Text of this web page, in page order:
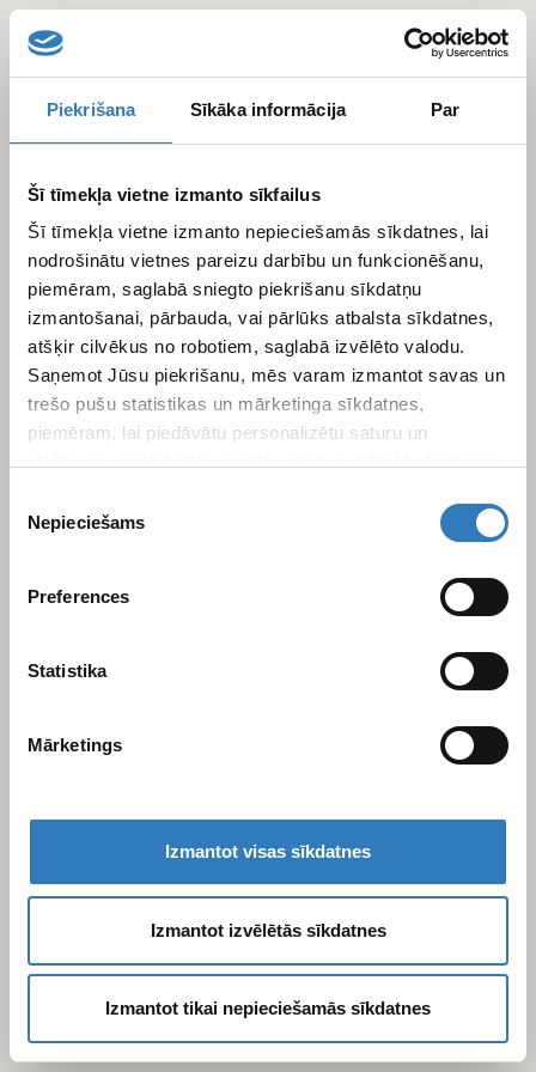
Piekrišana Sīkāka informācija Par
Šī tīmekļa vietne izmanto sīkfailus
Šī tīmekļa vietne izmanto nepieciešamās sīkdatnes, lai
nodrošinātu vietnes pareizu darbību un funkcionēšanu,
piemēram, saglabā sniegto piekrišanu sīkdatņu
izmantošanai, pārbauda, vai pārlūks atbalsta sīkdatnes,
atšķir cilvēkus no robotiem, saglabā izvēlēto valodu.
Saņemot Jūsu piekrišanu, mēs varam izmantot savas un
trešo pušu statistikas un mārketinga sīkdatnes,
piemēram, lai piedāvātu personalizētu saturu un
Informāciju par to, kā Jūs izmantojat mūsu vietni, mēs
varam kopīgot ar saviem sociālās saziņas līdzekļu,
apvienot ar citu informāciju, ko viņiem sniedzat vai ko
izvēle
Nepieciešams
Preferences
Statistika
Mārketings
Izmantot visas sīkdatnes
Izmantot izvēlētās sīkdatnes
Izmantot tikai nepieciešamās sīkdatnes
Pārlekt
galveno
saturu